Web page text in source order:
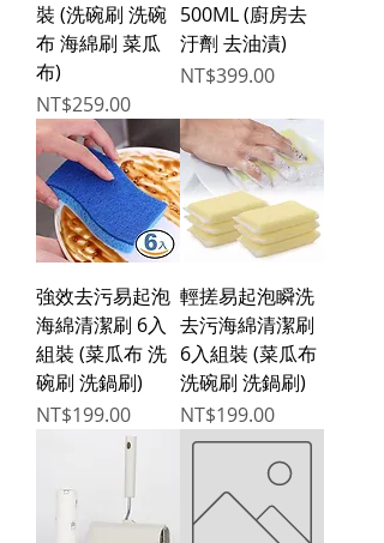
裝 (洗碗刷 洗碗
布 海綿刷 菜瓜
布)
Price
NT$259.00
500ML (廚房去
汙劑 去油漬)
Price
NT$399.00
強效去污易起泡
海綿清潔刷 6入
組裝 (菜瓜布 洗
碗刷 洗鍋刷)
Price
NT$199.00
輕搓易起泡瞬洗
去污海綿清潔刷
6入組裝 (菜瓜布
洗碗刷 洗鍋刷)
Price
NT$199.00